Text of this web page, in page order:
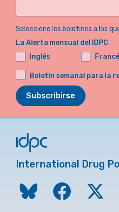
Seleccione los boletines a los
La Alerta mensual del IDPC
Inglés
Boletín semanal para la
Subscribirse
International Drug